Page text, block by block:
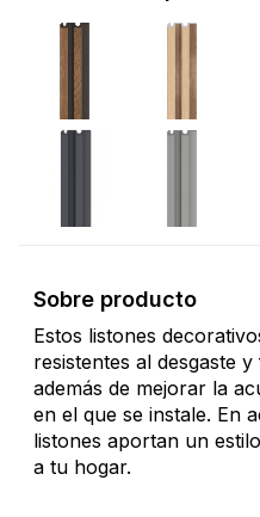
Sobre producto
Estos listones
resistentes al desgaste
además de mejorar la
en el que se instale. En
listones aportan un
a tu hogar.